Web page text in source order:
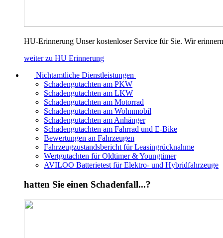
HU-Erinnerung Unser kostenloser Service für Sie. Wir
weiter zu HU Erinnerung
Nichtamtliche Dienstleistungen
Schadengutachten am PKW
Schadengutachten am LKW
Schadengutachten am Motorrad
Schadengutachten am Wohnmobil
Schadengutachten am Anhänger
Schadengutachten am Fahrrad und E-Bike
Bewertungen an Fahrzeugen
Fahrzeugzustandsbericht für Leasingrücknahme
Wertgutachten für Oldtimer & Youngtimer
AVILOO Batterietest für Elektro- und Hybridfahrzeuge
hatten Sie einen Schadenfall...?